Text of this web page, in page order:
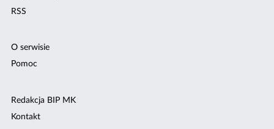
RSS
O serwisie
Pomoc
Redakcja BIP MK
Kontakt